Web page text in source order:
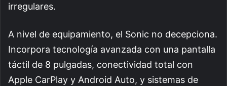
irregulares.
A nivel de equipamiento, el Sonic no decepciona.
Incorpora tecnología avanzada con una pantalla
táctil de 8 pulgadas, conectividad total con
Apple CarPlay y Android Auto, y sistemas de